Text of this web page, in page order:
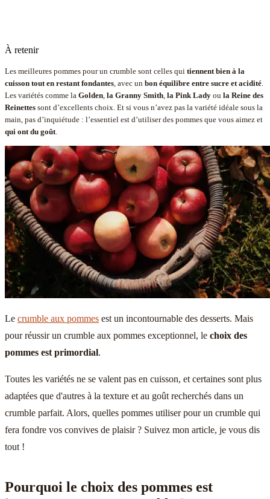
À retenir
Les meilleures pommes pour un crumble sont celles qui tiennent bien à la
cuisson tout en restant fondantes , avec un bon équilibre entre sucre et acidité
Les variétés comme la Golden la Granny Smith la Pink Lady ou la Reine des
Reinettes sont d’excellents choix. Et si vous n’avez pas la variété idéale sous la
main, pas d’inquiétude : l’essentiel est d’utiliser des pommes que vous aimez et
qui ont du goût
Le crumble aux pommes est un incontournable des desserts. Mais
pour réussir un crumble aux pommes exceptionnel, le choix des
pommes est primordial.
Toutes les variétés ne se valent pas en cuisson, et certaines sont plus
adaptées que d'autres à la texture et au goût recherchés dans un
crumble parfait. Alors, quelles pommes utiliser pour un crumble qui
fera fondre vos convives de plaisir ? Suivez mon article, je vous dis
tout !
Pourquoi le choix des pommes est